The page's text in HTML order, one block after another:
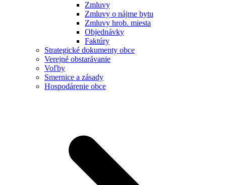
Zmluvy
Zmluvy o nájme bytu
Zmluvy hrob. miesta
Objednávky
Faktúry
Strategické dokumenty obce
Verejné obstarávanie
Voľby
Smernice a zásady
Hospodárenie obce